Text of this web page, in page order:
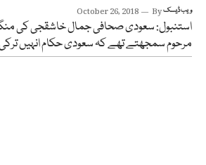
October 26, 2018 Byویب ڈیسک
استنبول: سعودی صحافی جمال خاشقجی کی
مرحوم سمجھتے تھے کہ سعودی حکام انہیں